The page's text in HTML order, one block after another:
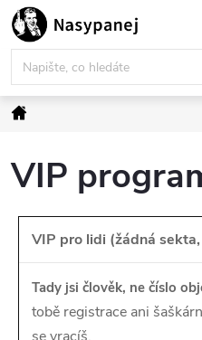
Přejít
na
obsah
Domů
VIP
VIP pro lidi (žádná
Tady jsi člověk, ne číslo
tobě registrace ani